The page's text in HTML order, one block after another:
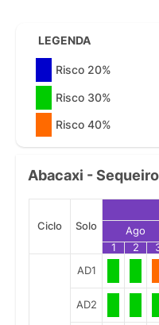
LEGENDA
Risco 20%
Risco 30%
Risco 40%
Abacaxi - Sequeiro
Ciclo Solo Ago
1
2
AD1
AD2